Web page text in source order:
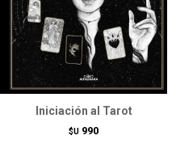
Iniciación al Tarot
$U 990